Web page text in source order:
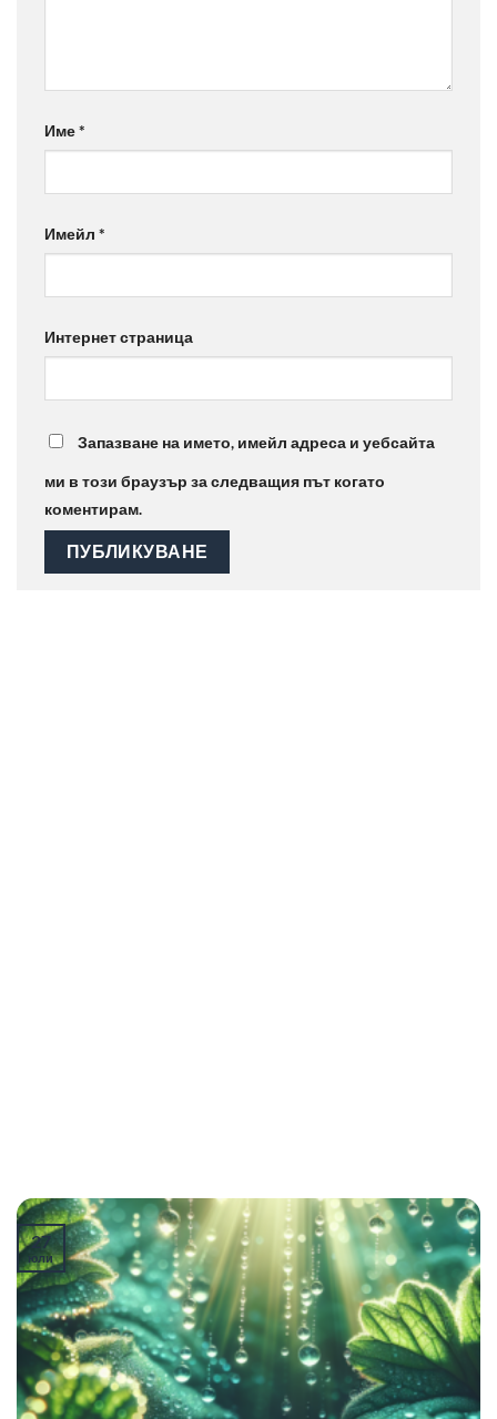
Име*
Имейл *
Интернет страница
Запазване на името, имейл адреса и уебсайта
ми в този браузър за следващия път когато
коментирам.
27
юли